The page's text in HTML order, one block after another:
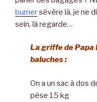
burnersévère là, je ne
sein, là regarde…
La griffe de Papa
baluches :
On a un sac à dos
pèse 15 kg